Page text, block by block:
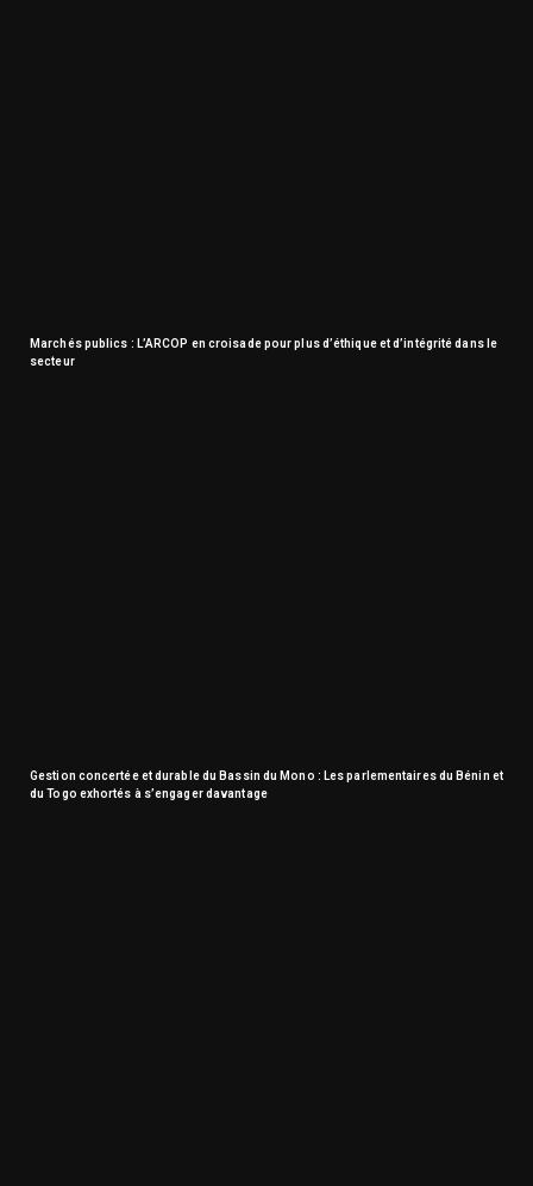
Marchés publics : L’ARCOP en croisade pour plus d’éthique et d’intégrité dans le
secteur
Gestion concertée et durable du Bassin du Mono : Les parlementaires du Bénin et
du Togo exhortés à s’engager davantage